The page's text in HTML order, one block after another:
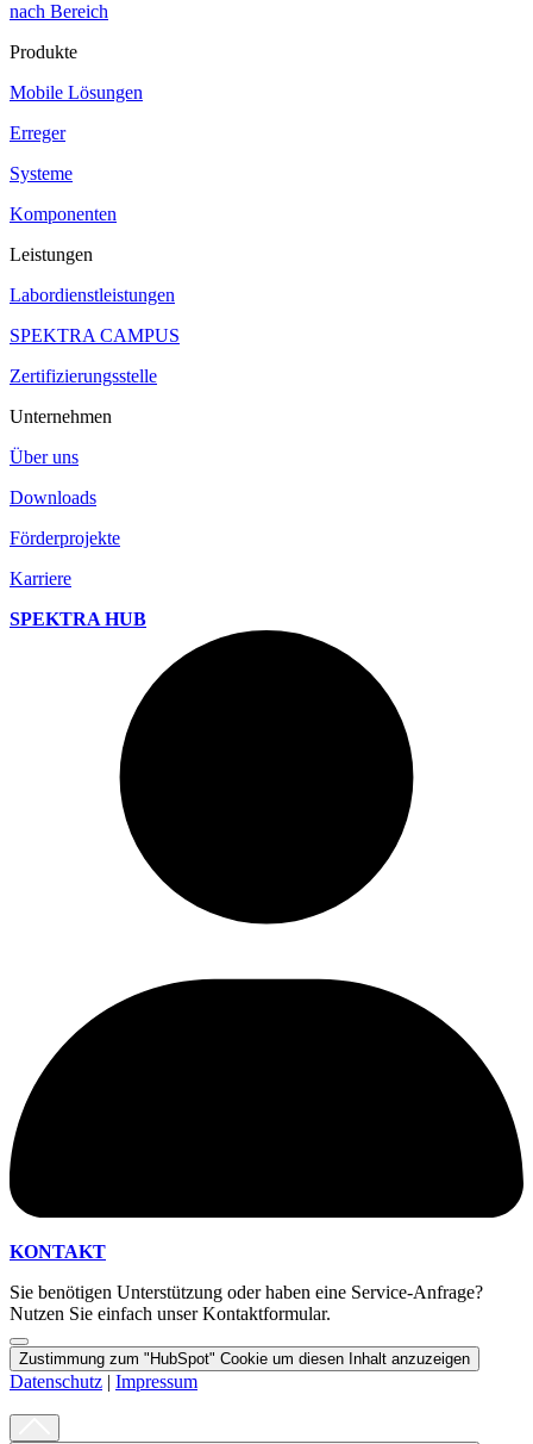
nach Bereich
Produkte
Mobile Lösungen
Erreger
Systeme
Komponenten
Leistungen
Labordienstleistungen
SPEKTRA CAMPUS
Zertifizierungsstelle
Unternehmen
Über uns
Downloads
Förderprojekte
Karriere
SPEKTRA HUB
KONTAKT
Sie benötigen Unterstützung oder haben eine Service-Anfrage?
Nutzen Sie einfach unser Kontaktformular.
Zustimmung zum "HubSpot" Cookie um diesen Inhalt anzuzeigen
Datenschutz | Impressum